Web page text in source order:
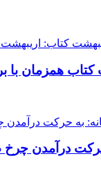
همزمان با
درآمدن چرخ